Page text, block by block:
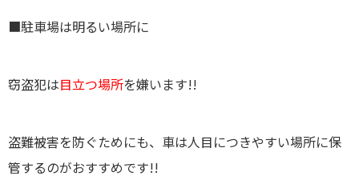
■駐車場は明るい場所に
窃盗犯は目立つ場所を嫌います!!
盗難被害を防ぐためにも、車は人目につきやすい場所に保
管するのがおすすめです!!